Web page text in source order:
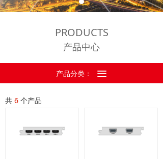
关于我们
PRODUCTS
产品中心
产品分类： 끀
共 6 个产品